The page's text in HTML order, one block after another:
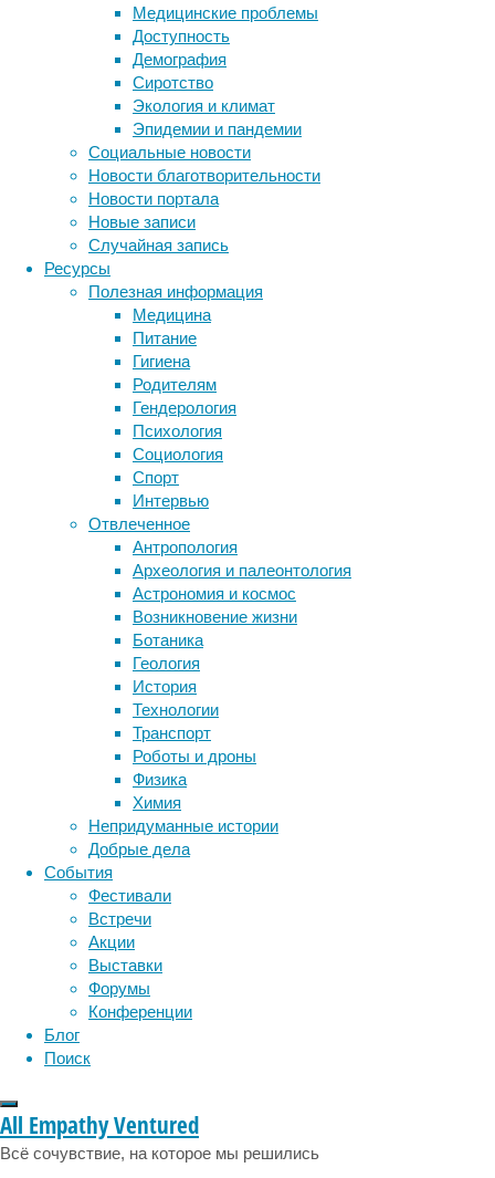
Медицинские проблемы
Доступность
Демография
Сиротство
Экология и климат
Эпидемии и пандемии
Социальные новости
Новости благотворительности
Новости портала
Новые записи
Случайная запись
Ресурсы
Полезная информация
Медицина
Питание
Гигиена
Родителям
Гендерология
Психология
Социология
Спорт
Интервью
Отвлеченное
Антропология
Археология и палеонтология
Астрономия и космос
Возникновение жизни
Ботаника
Геология
История
Технологии
Транспорт
Роботы и дроны
Физика
Химия
Непридуманные истории
Добрые дела
События
Фестивали
Встречи
Акции
Выставки
Форумы
Конференции
Блог
Поиск
All Empathy Ventured
Всё сочувствие, на которое мы решились
чужие
эмоции?
Где
Европе
можно
найти
проказу?
Эти
другие
волнующие
вопросы
современной
науки
коротком
обзоре
самых
странных
медицинских
исследований
2016-
го
года.
Наука
бывает
разная
теоретическая,
экспериментальная,
интересная,
скучная,
пр.,
смешная
и
странная.
Метки
ДНК бактерии биология
биотехнология вирусы
генетика дети
здоровье
инструменты и методы
исследования
лекарства медицина
мозг наука неврология
нейробиология
нейрофизиология
поведение
сон социальные проблемы
физиология
эмоции эпидемия